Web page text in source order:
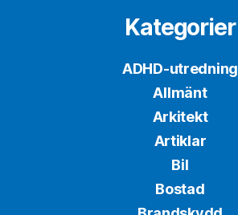
Kategorier
ADHD-utredning
Allmänt
Arkitekt
Artiklar
Bil
Bostad